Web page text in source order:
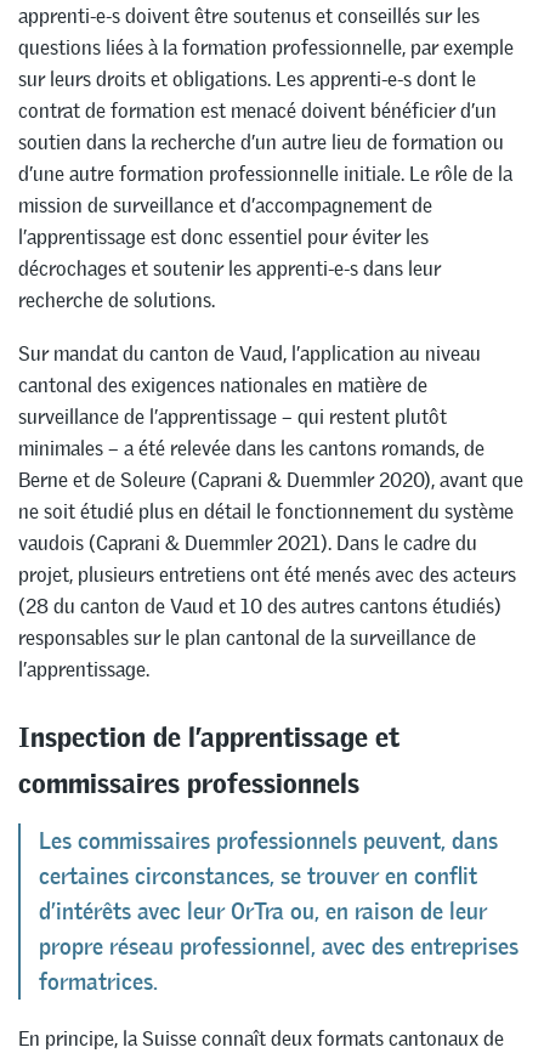
apprenti-e-s doivent être soutenus et conseillés sur les
questions liées à la formation professionnelle, par exemple
sur leurs droits et obligations. Les apprenti-e-s dont le
contrat de formation est menacé doivent bénéficier d’un
soutien dans la recherche d’un autre lieu de formation ou
d’une autre formation professionnelle initiale. Le rôle de la
mission de surveillance et d’accompagnement de
l’apprentissage est donc essentiel pour éviter les
décrochages et soutenir les apprenti-e-s dans leur
recherche de solutions.
Sur mandat du canton de Vaud, l’application au niveau
cantonal des exigences nationales en matière de
surveillance de l’apprentissage – qui restent plutôt
minimales – a été relevée dans les cantons romands, de
Berne et de Soleure (Caprani & Duemmler 2020), avant que
ne soit étudié plus en détail le fonctionnement du système
vaudois (Caprani & Duemmler 2021). Dans le cadre du
projet, plusieurs entretiens ont été menés avec des acteurs
(28 du canton de Vaud et 10 des autres cantons étudiés)
responsables sur le plan cantonal de la surveillance de
l’apprentissage.
Inspection de l’apprentissage et
commissaires professionnels
Les commissaires professionnels peuvent, dans
certaines circonstances, se trouver en conflit
d’intérêts avec leur OrTra ou, en raison de leur
propre réseau professionnel, avec des entreprises
formatrices.
En principe, la Suisse connaît deux formats cantonaux de